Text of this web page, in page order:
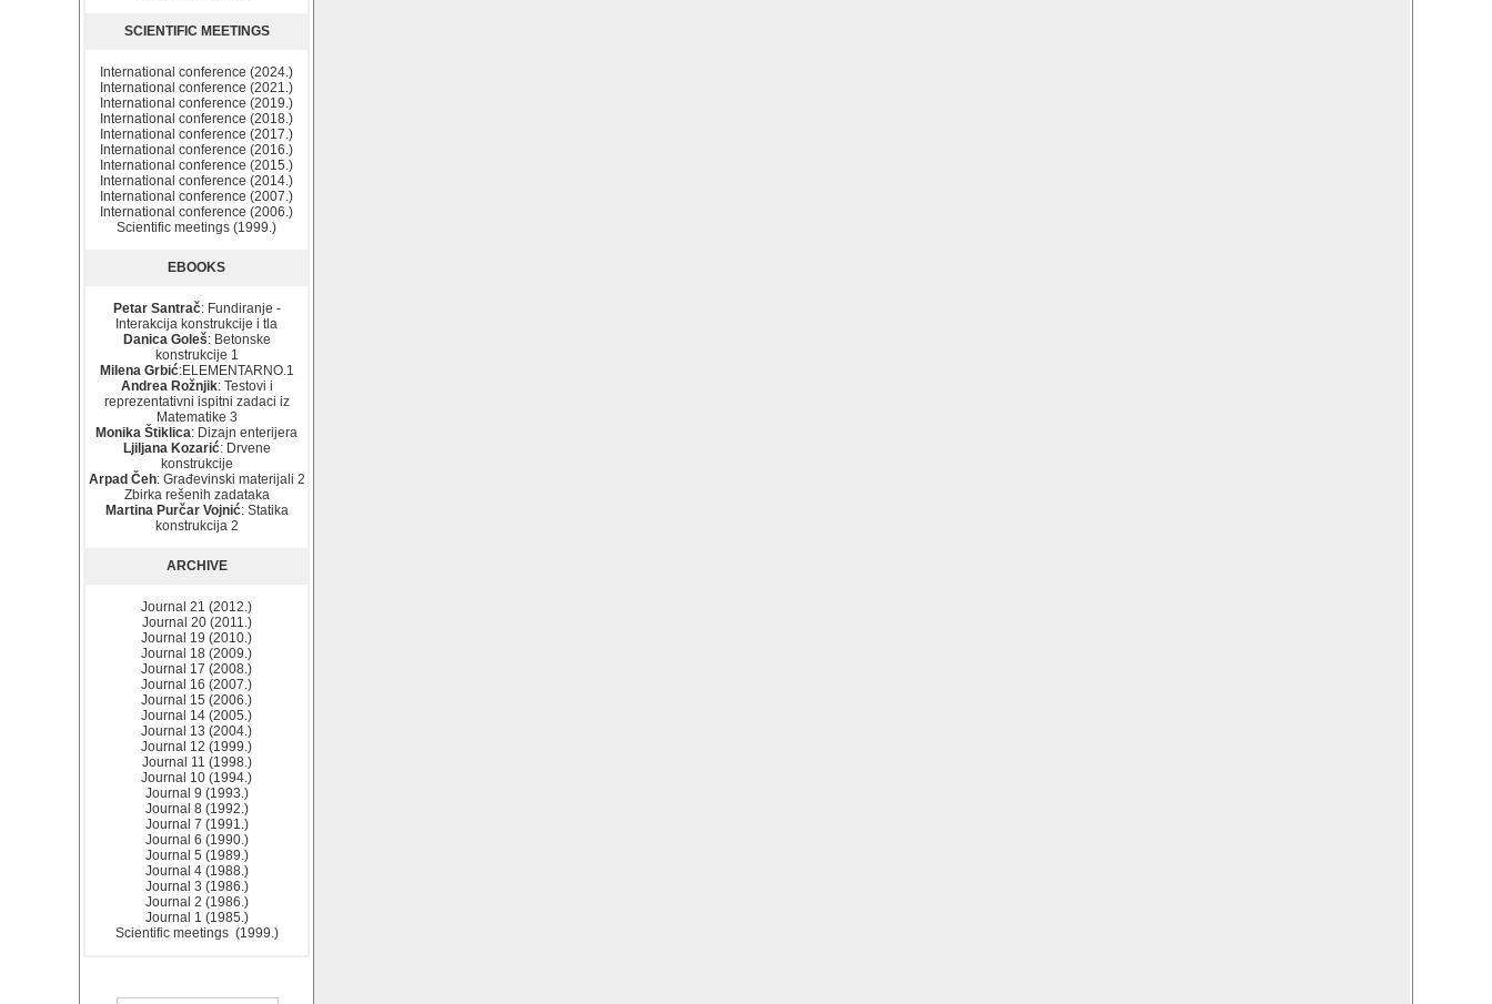
SCIENTIFIC MEETINGS
International conference (2024.)
International conference (2021.)
International conference (2019.)
International conference (2018.)
International conference (2017.)
International conference (2016.)
International conference (2015.)
International conference (2014.)
International conference (2007.)
International conference (2006.)
Scientific meetings (1999.)
EBOOKS
Petar Santrač: Fundiranje -
Interakcija konstrukcije i tla
Danica Goleš: Betonske
konstrukcije 1
Milena Grbić:ELEMENTARNO.1
Andrea Rožnjik: Testovi i
reprezentativni ispitni zadaci iz
Matematike 3
Monika Štiklica: Dizajn enterijera
Ljiljana Kozarić: Drvene
konstrukcije
Arpad Čeh: Građevinski materijali 2
Zbirka rešenih zadataka
Martina Purčar Vojnić: Statika
konstrukcija 2
ARCHIVE
Journal 21 (2012.)
Journal 20 (2011.)
Journal 19 (2010.)
Journal 18 (2009.)
Journal 17 (2008.)
Journal 16 (2007.)
Journal 15 (2006.)
Journal 14 (2005.)
Journal 13 (2004.)
Journal 12 (1999.)
Journal 11 (1998.)
Journal 10 (1994.)
Journal 9 (1993.)
Journal 8 (1992.)
Journal 7 (1991.)
Journal 6 (1990.)
Journal 5 (1989.)
Journal 4 (1988.)
Journal 3 (1986.)
Journal 2 (1986.)
Journal 1 (1985.)
Scientific meetings (1999.)